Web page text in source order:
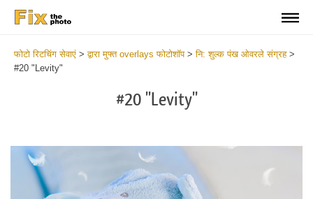
फोटो रिटचिंग सेवाएं >द्वारा मुफ्त overlays फोटोशॉप>नि: शुल्क पंख ओवरले संग्रह>
#20 "Levity"
#20 "Levity"